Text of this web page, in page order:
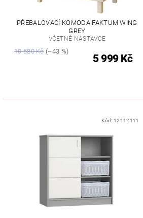
PŘEBALOVACÍ KOMODA FAKTUM WING
GREY
VČETNĚ NÁSTAVCE
10 580 Kč(–43 %)
5 999 Kč
Kód: 12112111